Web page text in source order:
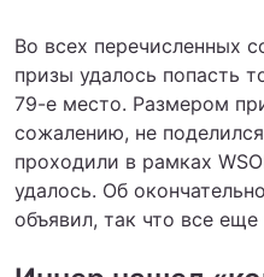
Во всех перечисленных
призы удалось попасть
79-е место. Размером
сожалению, не
проходили в рамках
удалось. Об
объявил, так что все